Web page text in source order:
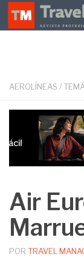
Debajo del
AEROLÍNEAS /
Air
POR TRAVEL